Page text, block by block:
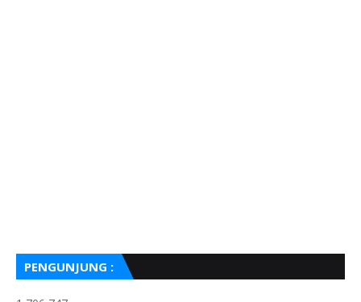
PENGUNJUNG :